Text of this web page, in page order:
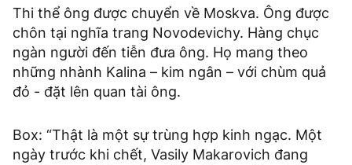
Thi thể ông được chuyển về Moskva. Ông được
chôn tại nghĩa trang Novodevichy. Hàng chục
ngàn người đến tiễn đưa ông. Họ mang theo
những nhành Kalina – kim ngân – với chùm quả
đỏ - đặt lên quan tài ông.
Box: “Thật là một sự trùng hợp kinh ngạc. Một
ngày trước khi chết, Vasily Makarovich đang